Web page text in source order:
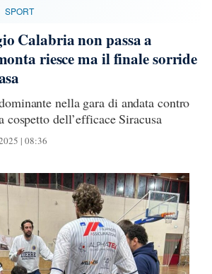
SPORT
Calabria non passa a
riesce ma il finale sorride
nella gara di andata contro
cospetto dell’efficace Siracusa
| 08:36